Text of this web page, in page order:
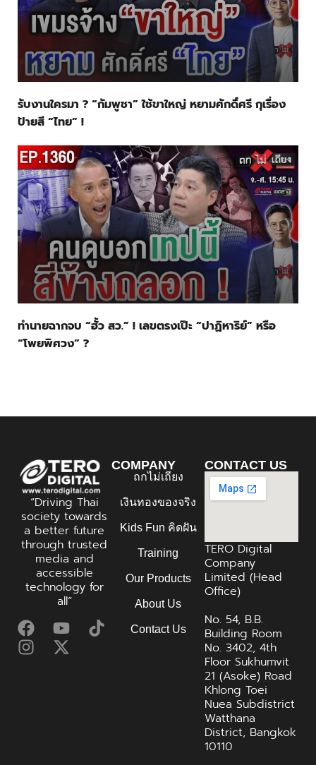
รับงานใครมา ? “กัมพูชา” ใช้ขาใหญ่ หยามศักดิ์ศรี กุเรื่อง
ป้ายสี “ไทย” !
ทำนายฉากจบ “ฮั้ว สว.” ! เลขตรงเป๊ะ “ปาฏิหาริย์” หรือ
“โพยพิศวง” ?
“Driving Thai
society towards
a better future
through trusted
media and
accessible
technology for
all”
COMPANY
ถกไม่เถียง
เงินทองของจริง
Kids Fun คิดฝัน
Training
Our Products
About Us
Contact Us
CONTACT US
TERO Digital
Company
Limited (Head
Office)
No. 54, B.B.
Building Room
No. 3402, 4th
Floor Sukhumvit
21 (Asoke) Road
Khlong Toei
Nuea Subdistrict
Watthana
District, Bangkok
10110